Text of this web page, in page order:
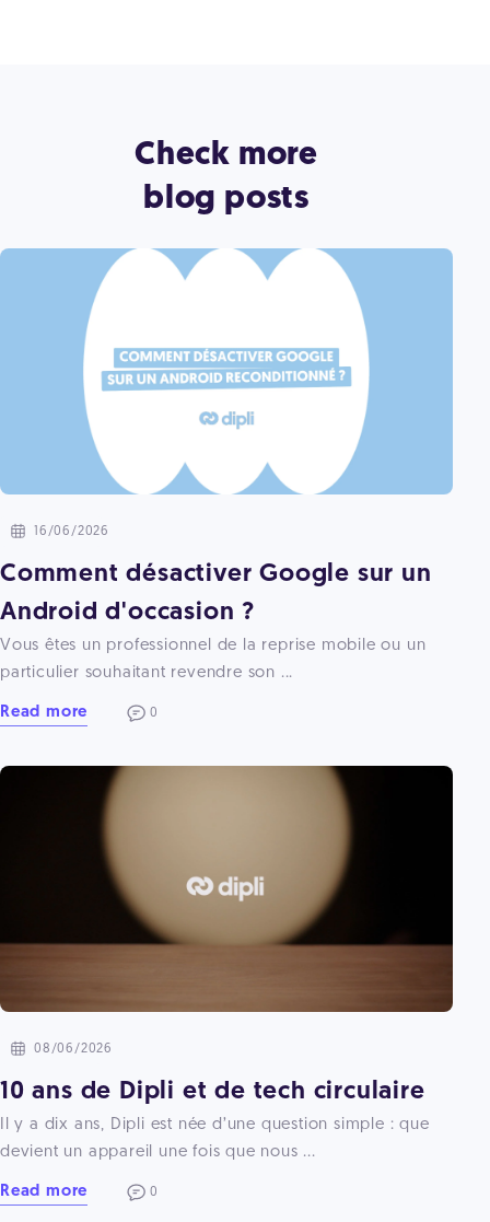
Check more
blog posts
16/06/2026
Comment désactiver Google sur un
Android d'occasion ?
Vous êtes un professionnel de la reprise mobile ou un
particulier souhaitant revendre son ...
Read more 0
08/06/2026
10 ans de Dipli et de tech circulaire
Il y a dix ans, Dipli est née d’une question simple : que
devient un appareil une fois que nous ...
Read more 0